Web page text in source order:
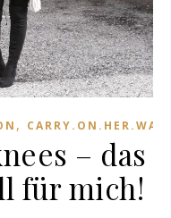
,
– das
für mich!